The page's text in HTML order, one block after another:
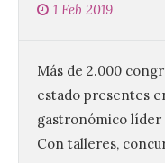
1 Feb 2019
Más de 2.000
estado presentes
gastronómico líder
Con talleres,